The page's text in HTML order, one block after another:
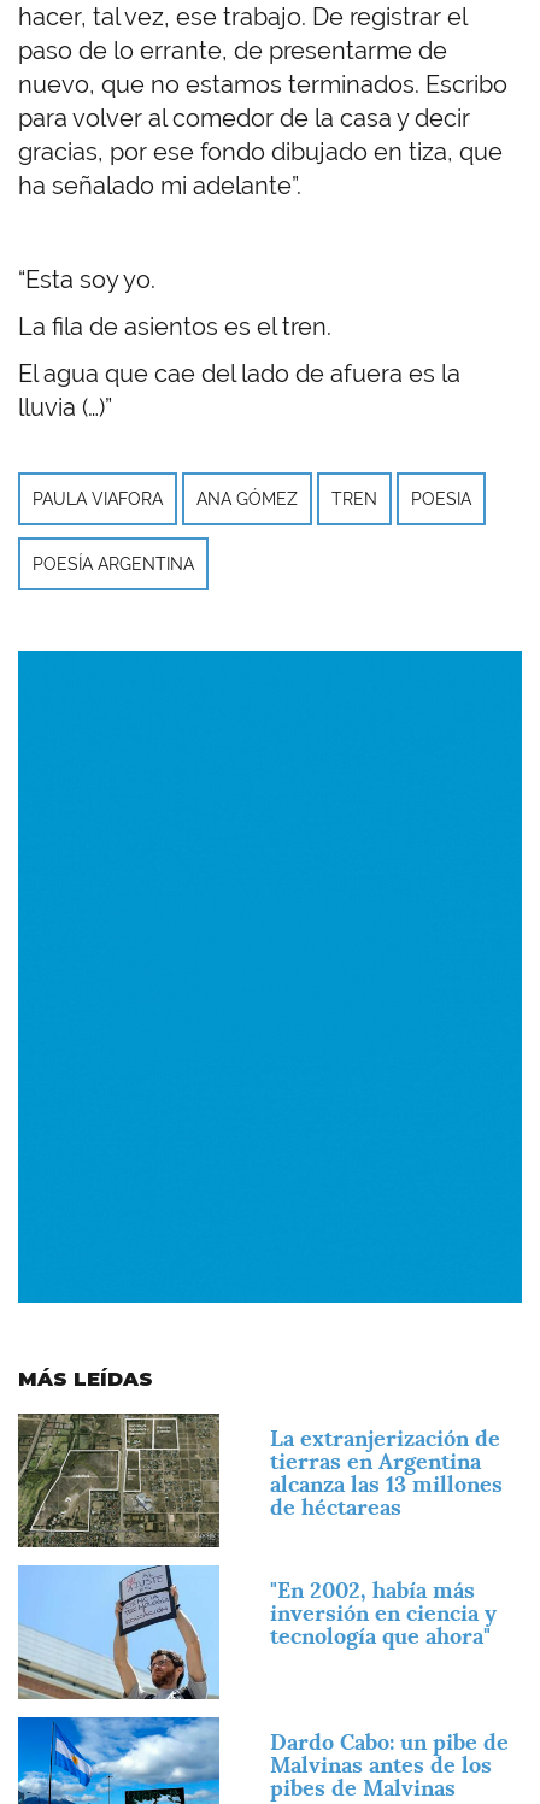
hacer, tal vez, ese trabajo. De registrar el
paso de lo errante, de presentarme de
nuevo, que no estamos terminados. Escribo
para volver al comedor de la casa y decir
gracias, por ese fondo dibujado en tiza, que
ha señalado mi adelante”.
“Esta soy yo.
La fila de asientos es el tren.
El agua que cae del lado de afuera es la
lluvia (…)”
PAULA VIAFORA ANA GÓMEZ TREN POESIA
POESÍA ARGENTINA
MÁS LEÍDAS
Imagen
La extranjerización de
tierras en Argentina
alcanza las 13 millones
de héctareas
"En 2002, había más
inversión en ciencia y
tecnología que ahora"
Imagen
Dardo Cabo: un pibe de
Malvinas antes de los
pibes de Malvinas